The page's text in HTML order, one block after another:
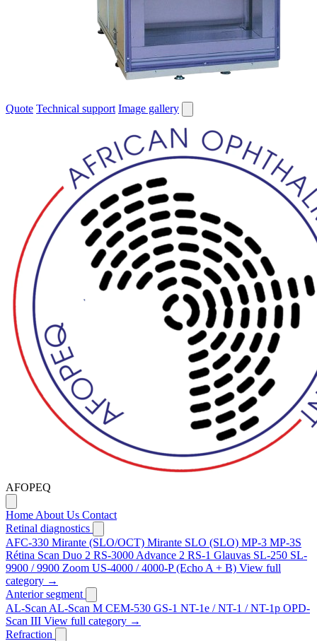
Quote Technical support Image gallery
AFOPEQ
Home About Us Contact
Retinal diagnostics
AFC-330 Mirante (SLO/OCT) Mirante SLO (SLO) MP-3 MP-3S
Rétina Scan Duo 2 RS-3000 Advance 2 RS-1 Glauvas SL-250 SL-
9900 / 9900 Zoom US-4000 / 4000-P (Echo A + B) View full
category →
Anterior segment
AL-Scan AL-Scan M CEM-530 GS-1 NT-1e / NT-1 / NT-1p OPD-
Scan III View full category →
Refraction